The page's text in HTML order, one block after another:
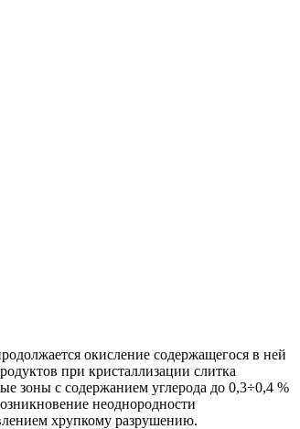
окисление содержащегося в ней
при кристаллизации слитка
зоны с содержанием углерода до 0,3÷0,4 %
неоднородности
хрупкому разрушению.